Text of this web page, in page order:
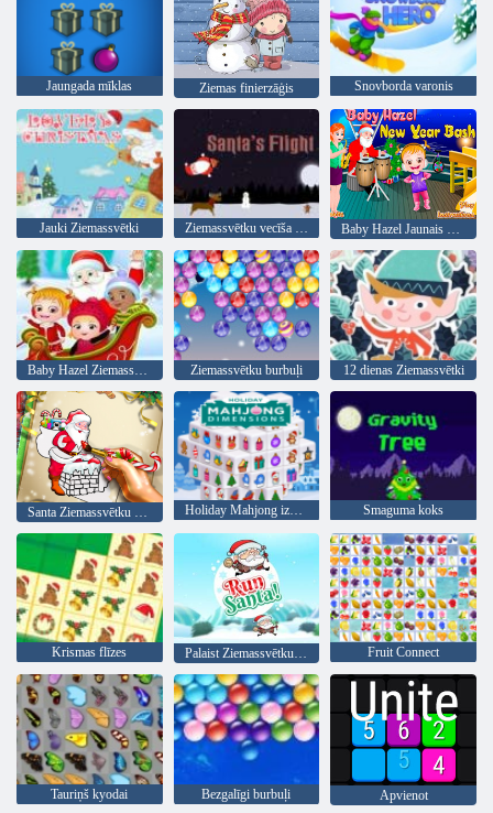
Jaungada mīklas Ziemas finierzāģis Snovborda varonis
Jauki Ziemassvētki Ziemassvētku vecīša lidojums Baby Hazel Jaunais gads Bash
Baby Hazel Ziemassvētku pārsteigums Ziemassvētku burbuļi 12 dienas Ziemassvētki
Holiday Mahjong izmēri Smaguma koks
Krismas flīzes Palaist Ziemassvētku vecīti Fruit Connect
Tauriņš kyodai Bezgalīgi burbuļi
Apvienot